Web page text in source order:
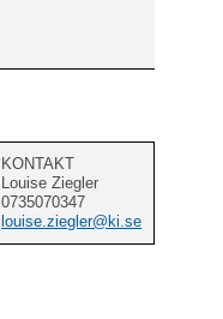
KONTAKT
Louise Ziegler
0735070347
louise.ziegler@ki.se